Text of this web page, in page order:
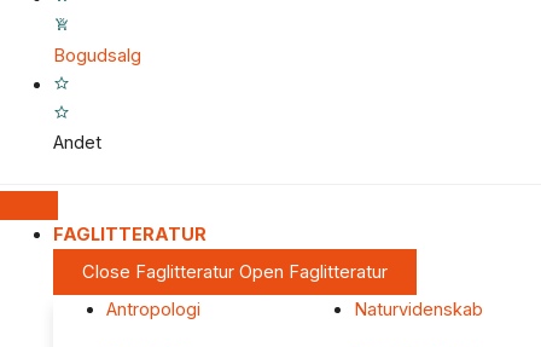
Bogudsalg
Andet
FAGLITTERATUR
Close Faglitteratur Open Faglitteratur
Antropologi
Naturvidenskab